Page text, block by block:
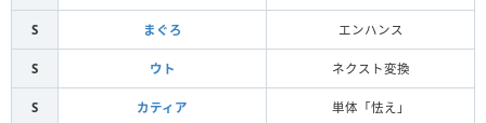
S まぐろ エンハンス
S ウト ネクスト変換
S カティア 単体「怯え」